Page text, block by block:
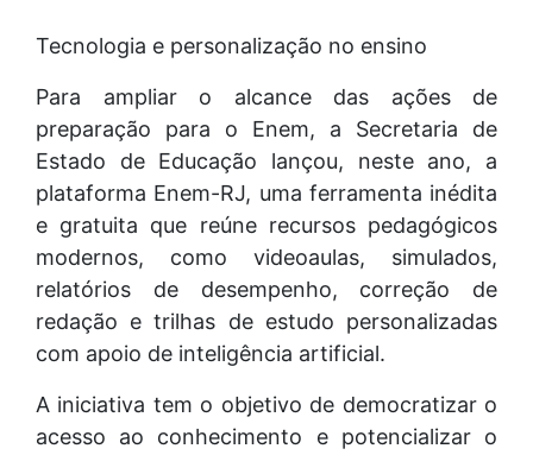
Tecnologia e personalização no ensino
Para ampliar o alcance das ações de
preparação para o Enem, a Secretaria de
Estado de Educação lançou, neste ano, a
plataforma Enem-RJ, uma ferramenta inédita
e gratuita que reúne recursos pedagógicos
modernos, como videoaulas, simulados,
relatórios de desempenho, correção de
redação e trilhas de estudo personalizadas
com apoio de inteligência artificial.
A iniciativa tem o objetivo de democratizar o
acesso ao conhecimento e potencializar o